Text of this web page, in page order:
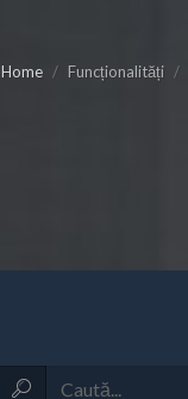
Home Funcționalități